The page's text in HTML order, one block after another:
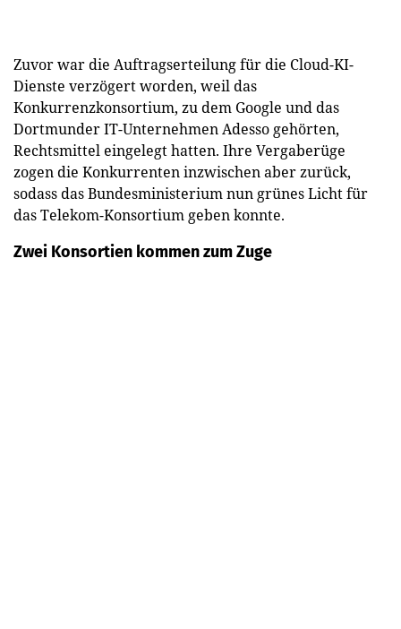
Zuvor war die Auftragserteilung für die Cloud-KI-
Dienste verzögert worden, weil das
Konkurrenzkonsortium, zu dem Google und das
Dortmunder IT-Unternehmen Adesso gehörten,
Rechtsmittel eingelegt hatten. Ihre Vergaberüge
zogen die Konkurrenten inzwischen aber zurück,
sodass das Bundesministerium nun grünes Licht für
das Telekom-Konsortium geben konnte.
Zwei Konsortien kommen zum Zuge